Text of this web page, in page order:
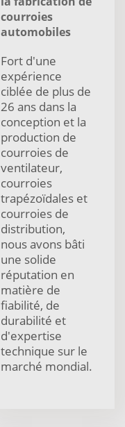
courroies
automobiles
Fort d'une
expérience
ciblée de plus de
26 ans dans la
conception et la
production de
courroies de
ventilateur,
courroies
trapézoïdales et
courroies de
distribution,
nous avons bâti
une solide
réputation en
matière de
fiabilité, de
durabilité et
d'expertise
technique sur le
marché mondial.